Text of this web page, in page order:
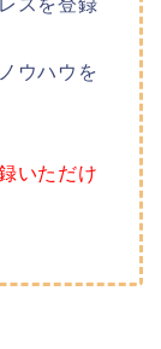
ウハウを
いただけ